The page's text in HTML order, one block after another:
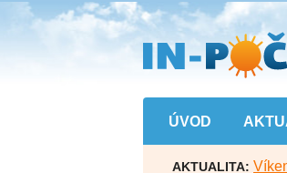
Přejít
na
hlavní
obsah
ÚVOD
AKTUALITA: